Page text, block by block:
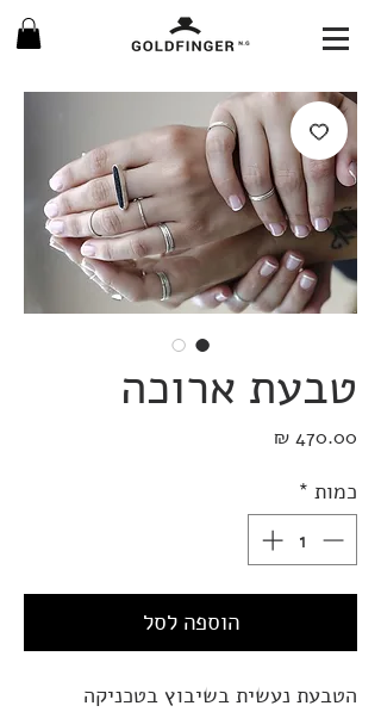
טבעת ארוכה
מחיר
כמות *
הוספה לסל
הטבעת נעשית בשיבוץ בטכניקה